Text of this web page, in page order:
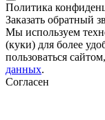
Политика
Заказать обратный
Мы используем
(куки) для более
пользоваться
данных.
Согласен